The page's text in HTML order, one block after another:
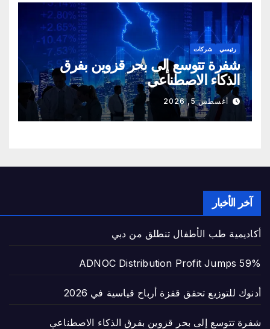
رئيسي شركات
شفرة تتوسع إلى بحر قزوين بفرق
الذكاء الاصطناعي
أغسطس 5, 2026
آخر الأخبار
أكاديمية طب الأطفال تنطلق من دبي
ADNOC Distribution Profit Jumps 59%
أدنوك للتوزيع تحقق قفزة أرباح قياسية في 2026
شفرة تتوسع إلى بحر قزوين بفرق الذكاء الاصطناعي